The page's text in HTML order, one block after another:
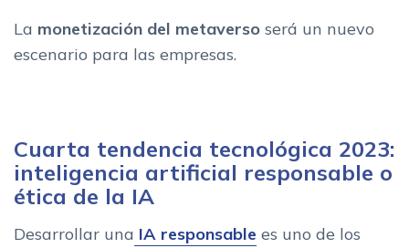
La monetización del metaverso será un nuevo
escenario para las empresas.
Cuarta tendencia tecnológica 2023:
inteligencia artificial responsable o
ética de la IA
Desarrollar una IA responsable es uno de los